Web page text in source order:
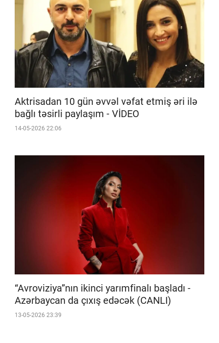
Aktrisadan 10 gün əvvəl vəfat etmiş əri ilə
bağlı təsirli paylaşım - VİDEO
14-05-2026 22:06
“Avroviziya”nın ikinci yarımfinalı başladı -
Azərbaycan da çıxış edəcək (CANLI)
13-05-2026 23:39